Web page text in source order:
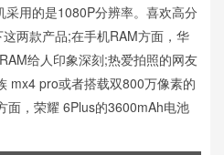
用的是1080P分辨率。喜欢高分
两款产品;在手机RAM方面，华
给人印象深刻;热爱拍照的网友
mx4 pro或者搭载双800万像素的
面，荣耀 6Plus的3600mAh电池